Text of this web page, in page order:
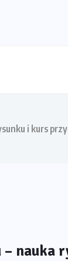
i kurs
– nauka